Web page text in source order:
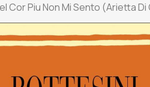
Cor Piu Non Mi Sento (Arietta